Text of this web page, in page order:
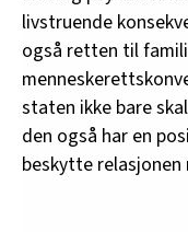
livstruende
også retten til
staten ikke bare
den også har en
beskytte